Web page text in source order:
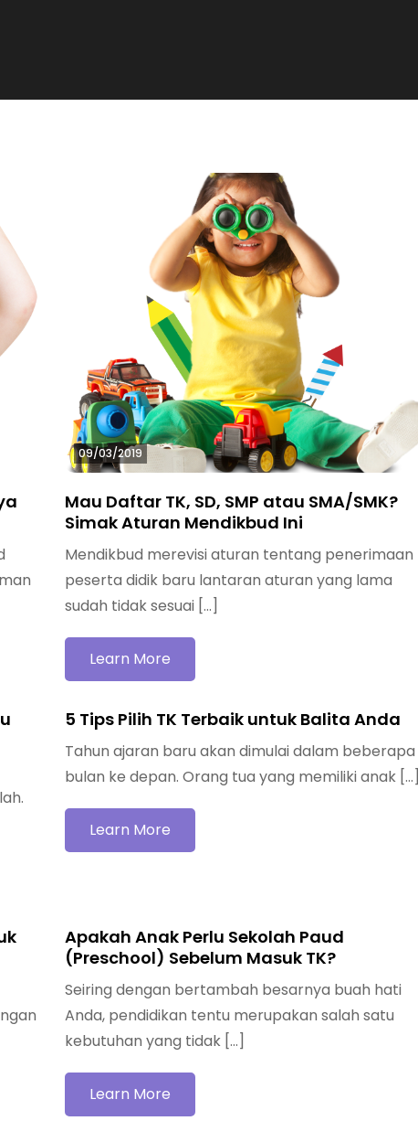
09/03/2019
Mau Daftar TK, SD, SMP atau SMA/SMK?
Simak Aturan Mendikbud Ini
Mendikbud merevisi aturan tentang penerimaan
peserta didik baru lantaran aturan yang lama
sudah tidak sesuai […]
Learn More
5 Tips Pilih TK Terbaik untuk Balita Anda
Tahun ajaran baru akan dimulai dalam beberapa
bulan ke depan. Orang tua yang memiliki anak […]
Learn More
Apakah Anak Perlu Sekolah Paud
(Preschool) Sebelum Masuk TK?
Seiring dengan bertambah besarnya buah hati
Anda, pendidikan tentu merupakan salah satu
kebutuhan yang tidak […]
Learn More